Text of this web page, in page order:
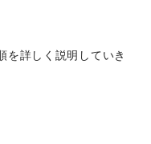
を詳しく説明していき